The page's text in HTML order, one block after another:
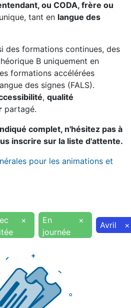
ou CODA, frère ou
tant en langue des
des formations continues, des
B uniquement en
formations accélérées
des signes (FALS).
, qualité
partagé.
complet, n'hésitez pas à
inscrire sur la liste d'attente.
pour les animations et
×
En
journée
× Avril ×